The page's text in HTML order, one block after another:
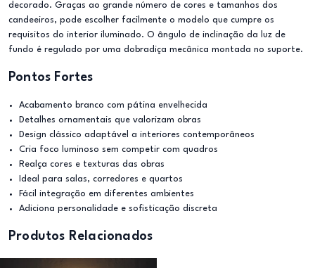
decorado. Graças ao grande número de cores e tamanhos dos
candeeiros, pode escolher facilmente o modelo que cumpre os
requisitos do interior iluminado. O ângulo de inclinação da luz de
fundo é regulado por uma dobradiça mecânica montada no suporte.
Pontos Fortes
Acabamento branco com pátina envelhecida
Detalhes ornamentais que valorizam obras
Design clássico adaptável a interiores contemporâneos
Cria foco luminoso sem competir com quadros
Realça cores e texturas das obras
Ideal para salas, corredores e quartos
Fácil integração em diferentes ambientes
Adiciona personalidade e sofisticação discreta
Produtos Relacionados